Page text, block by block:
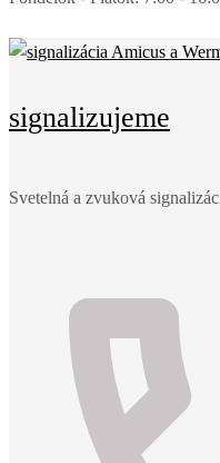
signalizujeme
Svetelná a zvuková